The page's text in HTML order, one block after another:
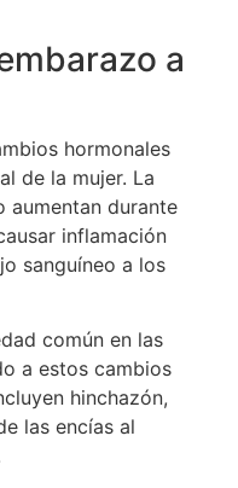
a
hormonales
de la mujer. La
aumentan durante
inflamación
sanguíneo a los
común en las
a estos cambios
hinchazón,
las encías al